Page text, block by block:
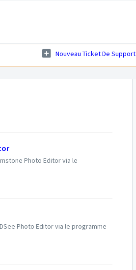
Nouveau Ticket De Support
Photo Editor via le
Photo Editor via le programme